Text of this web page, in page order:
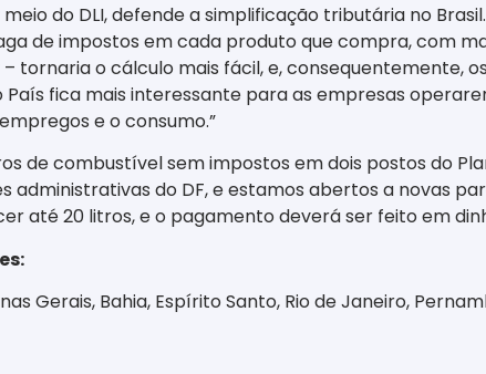
do DLI, defende a simplificação tributária no
de impostos em cada produto que compra, com
tornaria o cálculo mais fácil, e, consequentemente,
País fica mais interessante para as empresas
e o consumo.”
de combustível sem impostos em dois postos do
administrativas do DF, e estamos abertos a novas
até 20 litros, e o pagamento deverá ser feito em
Gerais, Bahia, Espírito Santo, Rio de Janeiro,